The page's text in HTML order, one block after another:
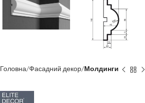
Головна Фасадний декор Молдинги